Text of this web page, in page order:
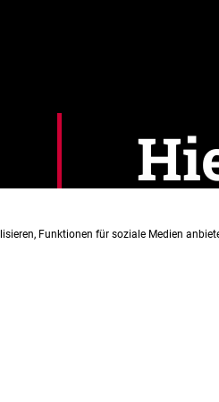
Funktionen für soziale Medien